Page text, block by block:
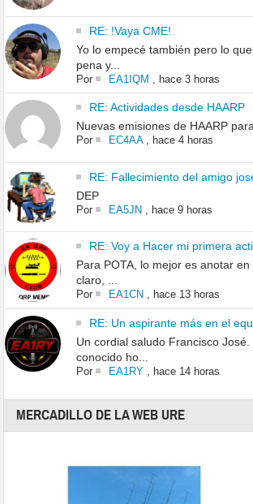
RE: !Vaya CME!
Yo lo empecé también pero lo
pena y...
Por EA1IQM hace 3 horas
RE: Actividades desde HAARP
Nuevas emisiones de HAARP
Por EC4AA, hace 4 horas
RE: Fallecimiento del amigo
DEP
Por EA5JN, hace 9 horas
RE: Voy a Hacer mi primera
Para POTA, lo mejor es anotar en
claro, ...
Por EA1CN , hace 13 horas
RE: Un aspirante más en el
Un cordial saludo Francisco José.
conocido ho...
Por EA1RY, hace 14 horas
MERCADILLO DE LA WEB URE